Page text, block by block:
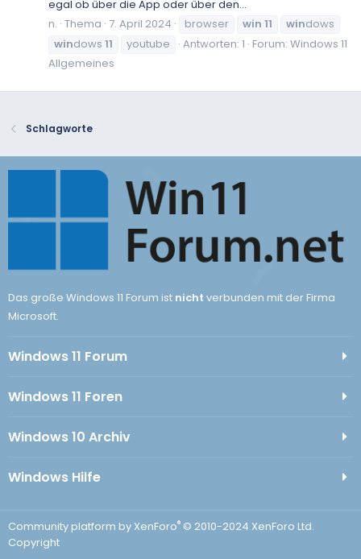
egal ob über die App oder über den...
n. Thema 7. April 2024 browser win 11 windows
windows 11 youtube Antworten: 1 Forum: Windows 11
Allgemeines
Schlagworte
Das große Windows 11 Forum ist nicht verbunden mit der Firma
Microsoft.
Windows 11 Forum
Windows 11 Foren
Windows 10 Archiv
Windows Hilfe
Community platform by XenForo® © 2010-2024 XenForo Ltd.
Copyright